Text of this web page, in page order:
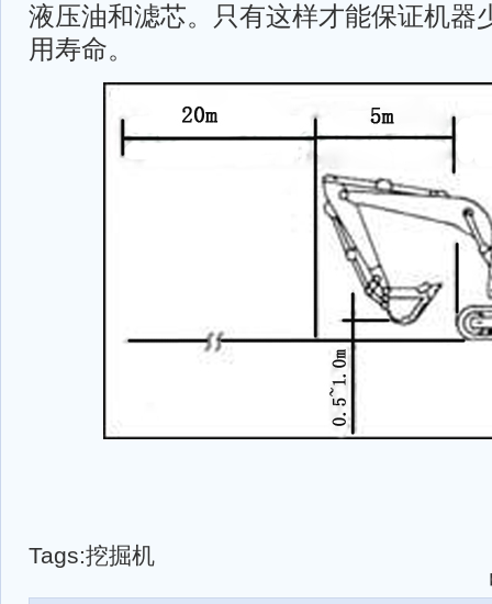
液压油和滤芯。只有这样才能保证机器
用寿命。
Tags:挖掘机